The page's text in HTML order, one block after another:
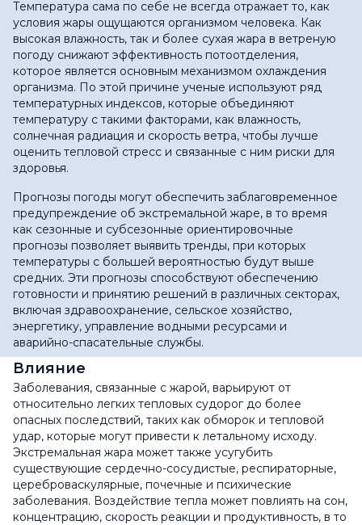
Температура сама по себе не всегда отражает то, как
условия жары ощущаются организмом человека. Как
высокая влажность, так и более сухая жара в ветреную
погоду снижают эффективность потоотделения,
которое является основным механизмом охлаждения
организма. По этой причине ученые используют ряд
температурных индексов, которые объединяют
температуру с такими факторами, как влажность,
солнечная радиация и скорость ветра, чтобы лучше
оценить тепловой стресс и связанные с ним риски для
здоровья.
Прогнозы погоды могут обеспечить заблаговременное
предупреждение об экстремальной жаре, в то время
как сезонные и субсезонные ориентировочные
прогнозы позволяет выявить тренды, при которых
температуры с большей вероятностью будут выше
средних. Эти прогнозы способствуют обеспечению
готовности и принятию решений в различных секторах,
включая здравоохранение, сельское хозяйство,
энергетику, управление водными ресурсами и
аварийно-спасательные службы.
Влияние
Заболевания, связанные с жарой, варьируют от
относительно легких тепловых судорог до более
опасных последствий, таких как обморок и тепловой
удар, которые могут привести к летальному исходу.
Экстремальная жара может также усугубить
существующие сердечно-сосудистые, респираторные,
цереброваскулярные, почечные и психические
заболевания. Воздействие тепла может повлиять на сон,
концентрацию, скорость реакции и продуктивность, в то